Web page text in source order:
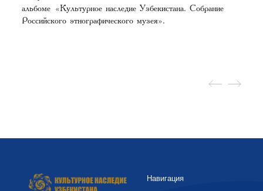
альбоме «Культурное наследие Узбекистана. Собрание
Российского этнографического музея».
Навигация